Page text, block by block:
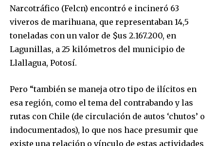
Narcotráfico (Felcn) encontró e incineró 63
viveros de marihuana, que representaban 14,5
toneladas con un valor de $us 2.167.200, en
Lagunillas, a 25 kilómetros del municipio de
Llallagua, Potosí.
Pero “también se maneja otro tipo de ilícitos en
esa región, como el tema del contrabando y las
rutas con Chile (de circulación de autos ‘chutos’ o
indocumentados), lo que nos hace presumir que
existe una relación o vínculo de estas actividades